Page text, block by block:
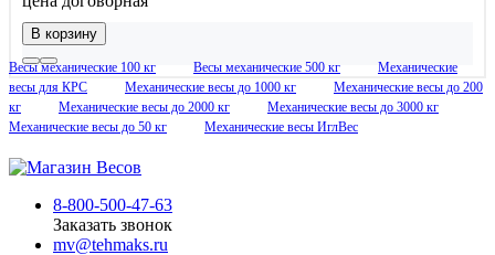
В корзину
Весы механические 100 кг Весы механические 500 кг
Механические
весы для КРС
Механические весы до 1000 кг
Механические весы до 200
кг
Механические весы до 2000 кг
Механические весы до 3000 кг
Механические весы до 50 кг
Механические весы ИглВес
8-800-500-47-63
Заказать звонок
mv@tehmaks.ru